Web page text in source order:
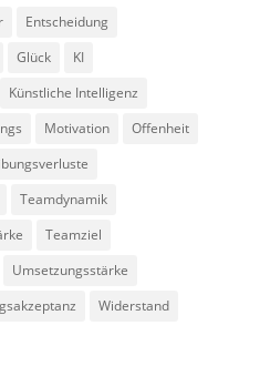
Entscheidung
Glück
KI
Künstliche Intelligenz
Motivation
Offenheit
Teamdynamik
Teamziel
Umsetzungsstärke
Widerstand